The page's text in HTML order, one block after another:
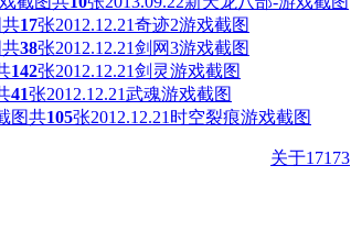
共17张2012.12.21奇迹2游戏截图
共38张2012.12.21剑网3游戏截图
142张2012.12.21剑灵游戏截图
41张2012.12.21武魂游戏截图
共105张2012.12.21 时空裂痕游戏截图
关于17173